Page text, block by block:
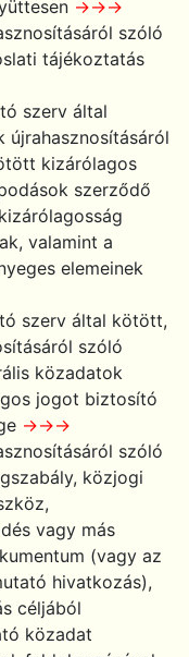
→→→
szóló
tájékoztatás
szerv által
kizárólagos
szerződő
valamint a
elemeinek
szerv által kötött,
szóló
közadatok
jogot biztosító
→→→
szóló
közjogi
vagy más
(vagy az
hivatkozás),
céljából
közadat